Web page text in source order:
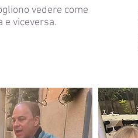
vedere come
viceversa.